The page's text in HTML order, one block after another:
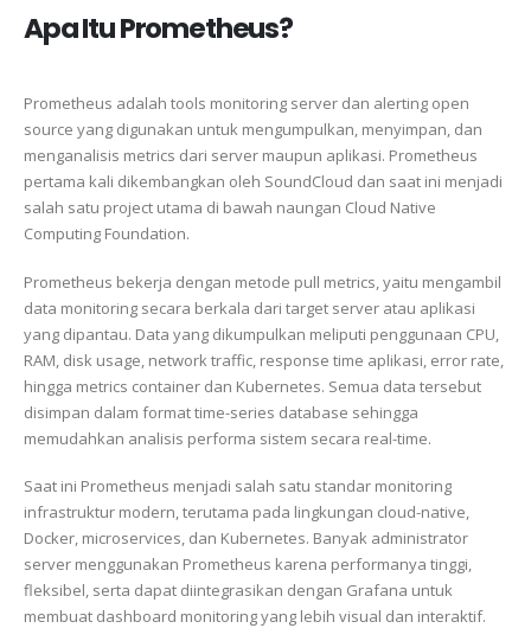
Apa Itu Prometheus?
Prometheus adalah tools monitoring server dan alerting open
source yang digunakan untuk mengumpulkan, menyimpan, dan
menganalisis metrics dari server maupun aplikasi. Prometheus
pertama kali dikembangkan oleh SoundCloud dan saat ini menjadi
salah satu project utama di bawah naungan Cloud Native
Computing Foundation.
Prometheus bekerja dengan metode pull metrics, yaitu mengambil
data monitoring secara berkala dari target server atau aplikasi
yang dipantau. Data yang dikumpulkan meliputi penggunaan CPU,
RAM, disk usage, network traffic, response time aplikasi, error rate,
hingga metrics container dan Kubernetes. Semua data tersebut
disimpan dalam format time-series database sehingga
memudahkan analisis performa sistem secara real-time.
Saat ini Prometheus menjadi salah satu standar monitoring
infrastruktur modern, terutama pada lingkungan cloud-native,
Docker, microservices, dan Kubernetes. Banyak administrator
server menggunakan Prometheus karena performanya tinggi,
fleksibel, serta dapat diintegrasikan dengan Grafana untuk
membuat dashboard monitoring yang lebih visual dan interaktif.